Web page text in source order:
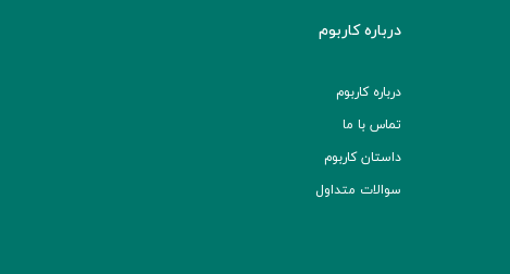
درباره کاربوم
درباره کاربوم
تماس با ما
داستان کاربوم
سوالات متداول